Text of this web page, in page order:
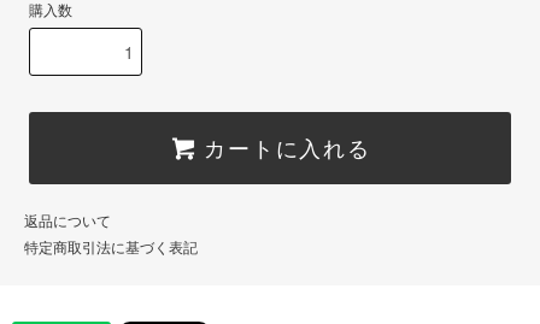
購入数
カートに入れる
返品について
特定商取引法に基づく表記